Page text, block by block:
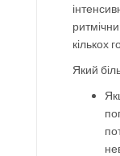
кількох
Який